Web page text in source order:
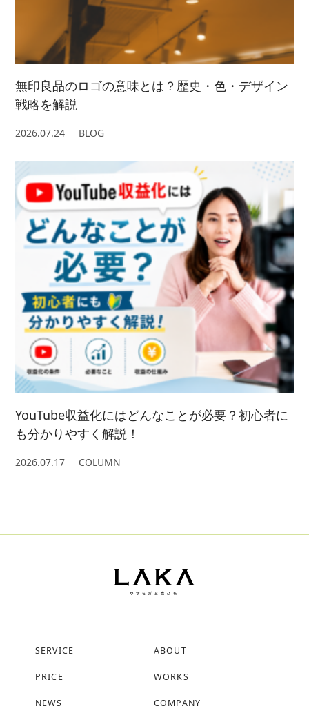
無印良品のロゴの意味とは？歴史・色・デザイン
戦略を解説
2026.07.24 BLOG
YouTube収益化にはどんなことが必要？初心者に
も分かりやすく解説！
2026.07.17 COLUMN
SERVICE ABOUT
PRICE WORKS
NEWS COMPANY